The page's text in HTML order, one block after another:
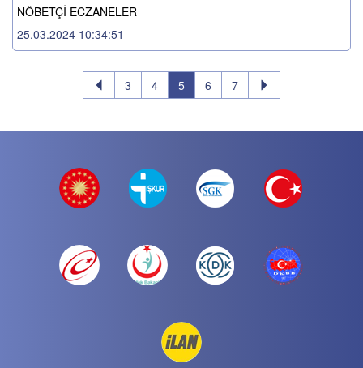
NÖBETÇİ ECZANELER
25.03.2024 10:34:51
3 4 5 6 7